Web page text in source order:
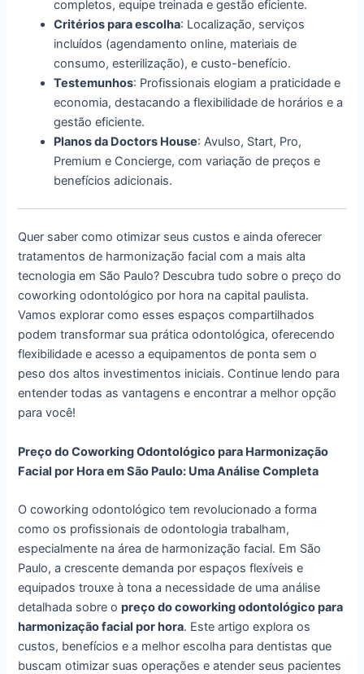
completos, equipe treinada e gestão eficiente.
Critérios para escolha: Localização, serviços
incluídos (agendamento online, materiais de
consumo, esterilização), e custo-benefício.
Testemunhos: Profissionais elogiam a praticidade e
economia, destacando a flexibilidade de horários e a
gestão eficiente.
Planos da Doctors House: Avulso, Start, Pro,
Premium e Concierge, com variação de preços e
benefícios adicionais.
Quer saber como otimizar seus custos e ainda oferecer
tratamentos de harmonização facial com a mais alta
tecnologia em São Paulo? Descubra tudo sobre o preço do
coworking odontológico por hora na capital paulista.
Vamos explorar como esses espaços compartilhados
podem transformar sua prática odontológica, oferecendo
flexibilidade e acesso a equipamentos de ponta sem o
peso dos altos investimentos iniciais. Continue lendo para
entender todas as vantagens e encontrar a melhor opção
para você!
Preço do Coworking Odontológico para Harmonização
Facial por Hora em São Paulo: Uma Análise Completa
O coworking odontológico tem revolucionado a forma
como os profissionais de odontologia trabalham,
especialmente na área de harmonização facial. Em São
Paulo, a crescente demanda por espaços flexíveis e
equipados trouxe à tona a necessidade de uma análise
detalhada sobre opreço do coworking odontológico para
harmonização facial por hora. Este artigo explora os
custos, benefícios e a melhor escolha para dentistas que
buscam otimizar suas operações e atender seus pacientes